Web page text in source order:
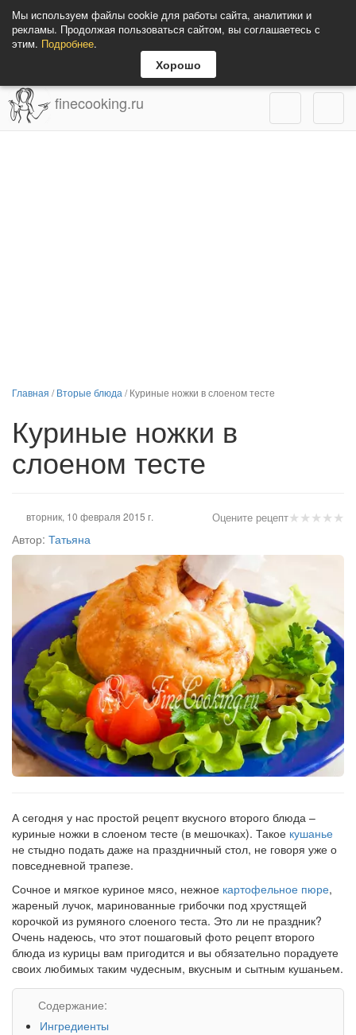
Мы используем файлы cookie для работы сайта, аналитики и
рекламы. Продолжая пользоваться сайтом, вы соглашаетесь с
этим. Подробнее.
Хорошо
finecooking.ru
Главная /Вторые блюда /Куриные ножки в слоеном тесте
Куриные ножки в
слоеном тесте
★★★★★
Оцените рецепт
вторник, 10 февраля 2015 г.
Автор: Татьяна
А сегодня у нас простой рецепт вкусного второго блюда –
куриные ножки в слоеном тесте (в мешочках). Такое кушанье
не стыдно подать даже на праздничный стол, не говоря уже о
повседневной трапезе.
Сочное и мягкое куриное мясо, нежное картофельное пюре,
жареный лучок, маринованные грибочки под хрустящей
корочкой из румяного слоеного теста. Это ли не праздник?
Очень надеюсь, что этот пошаговый фото рецепт второго
блюда из курицы вам пригодится и вы обязательно порадуете
своих любимых таким чудесным, вкусным и сытным кушаньем.
Содержание:
Ингредиенты